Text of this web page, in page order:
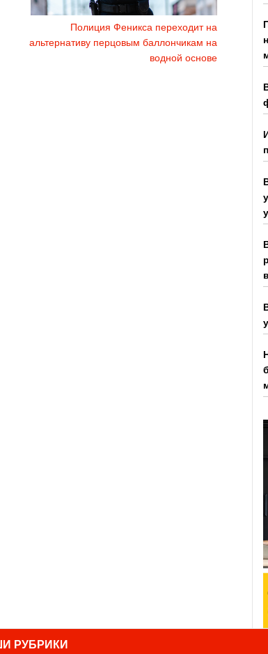
Полиция Феникса переходит на
альтернативу перцовым баллончикам на
водной основе
РУБРИКИ